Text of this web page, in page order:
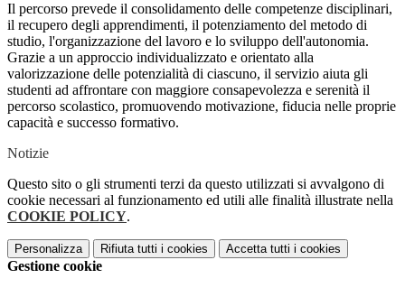
Il percorso prevede il consolidamento delle competenze disciplinari,
il recupero degli apprendimenti, il potenziamento del metodo di
studio, l'organizzazione del lavoro e lo sviluppo dell'autonomia.
Grazie a un approccio individualizzato e orientato alla
valorizzazione delle potenzialità di ciascuno, il servizio aiuta gli
studenti ad affrontare con maggiore consapevolezza e serenità il
percorso scolastico, promuovendo motivazione, fiducia nelle proprie
capacità e successo formativo.
Notizie
Questo sito o gli strumenti terzi da questo utilizzati si avvalgono di
cookie necessari al funzionamento ed utili alle finalità illustrate nella
COOKIE POLICY.
Personalizza Rifiuta tutti i cookies Accetta tutti i cookies
Gestione cookie